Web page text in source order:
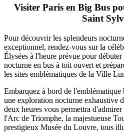
Visiter Paris en Big Bus
Saint
Pour découvrir les splendeurs
exceptionnel, rendez-vous sur la
Élysées à l'heure prévue pour
nocturne en bus à toit ouvert et
les sites emblématiques de la Ville
Embarquez à bord de
une exploration nocturne exhaustive
deux heures vous permettra
l'Arc de Triomphe, la majestueuse
prestigieux Musée du Louvre, tous